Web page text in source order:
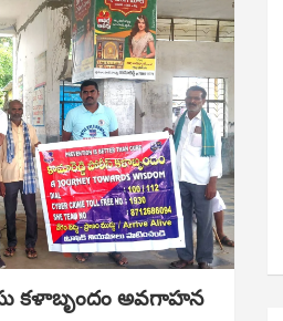
కళాబృందం అవగాహన